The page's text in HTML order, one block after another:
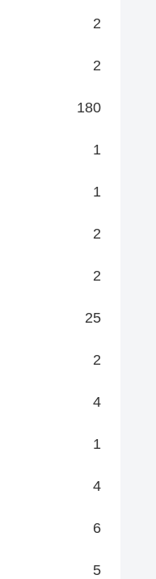
2
2
180
1
1
2
2
25
2
4
1
4
6
5